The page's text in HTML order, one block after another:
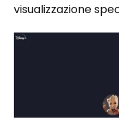
visualizzazione